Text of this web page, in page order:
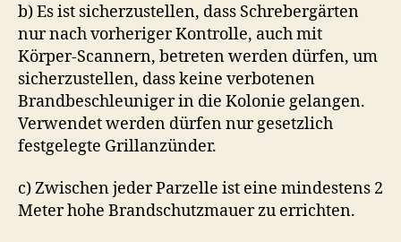
b) Es ist sicherzustellen, dass Schrebergärten
nur nach vorheriger Kontrolle, auch mit
Körper-Scannern, betreten werden dürfen, um
sicherzustellen, dass keine verbotenen
Brandbeschleuniger in die Kolonie gelangen.
Verwendet werden dürfen nur gesetzlich
festgelegte Grillanzünder.
c) Zwischen jeder Parzelle ist eine mindestens 2
Meter hohe Brandschutzmauer zu errichten.